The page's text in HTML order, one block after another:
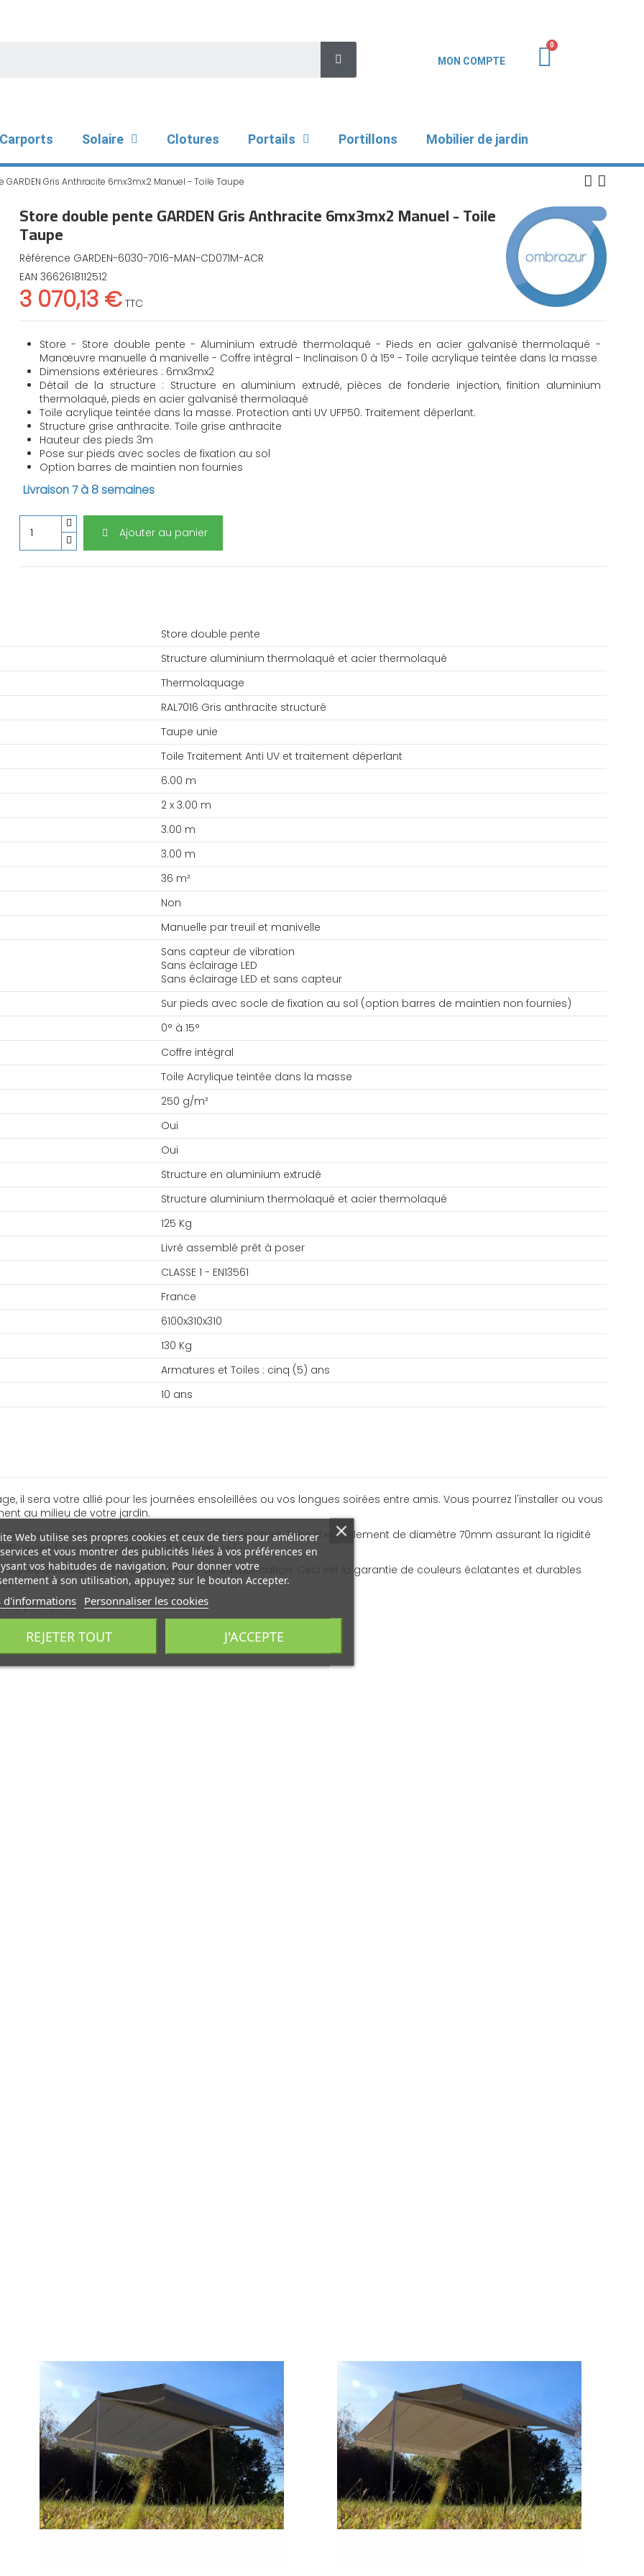
MON COMPTE
Carports Solaire Clotures Portails Portillons Mobilier de jardin
GARDEN Gris Anthracite 6mx3mx2 Manuel - Toile Taupe
Store double pente GARDEN Gris Anthracite 6mx3mx2 Manuel - Toile
Taupe
Référence GARDEN-6030-7016-MAN-CD071M-ACR
EAN 3662618112512
3 070,13 € TTC
Store - Store double pente - Aluminium extrudé thermolaqué - Pieds en acier galvanisé thermolaqué -
Manœuvre manuelle à manivelle - Coffre intégral - Inclinaison 0 à 15° - Toile acrylique teintée dans la masse
Dimensions extérieures : 6mx3mx2
Détail de la structure : Structure en aluminium extrudé, pièces de fonderie injection, finition aluminium
thermolaqué, pieds en acier galvanisé thermolaqué
Toile acrylique teintée dans la masse. Protection anti UV UFP50. Traitement déperlant.
Structure grise anthracite. Toile grise anthracite
Hauteur des pieds 3m
Pose sur pieds avec socles de fixation au sol
Option barres de maintien non fournies
Livraison 7 à 8 semaines
Ajouter au panier
Store double pente
Structure aluminium thermolaqué et acier thermolaqué
Thermolaquage
RAL7016 Gris anthracite structuré
Taupe unie
Toile Traitement Anti UV et traitement déperlant
6.00 m
2 x 3.00 m
3.00 m
3.00 m
36 m²
Non
Manuelle par treuil et manivelle
Sans capteur de vibration
Sans éclairage LED
Sans éclairage LED et sans capteur
Sur pieds avec socle de fixation au sol (option barres de maintien non fournies)
0° à 15°
Coffre intégral
Toile Acrylique teintée dans la masse
250 g/m²
Oui
Oui
Structure en aluminium extrudé
Structure aluminium thermolaqué et acier thermolaqué
125 Kg
Livré assemblé prêt à poser
CLASSE 1 - EN13561
France
6100x310x310
130 Kg
Armatures et Toiles : cinq (5) ans
10 ans
il sera votre allié pour les journées ensoleillées ou vos longues soirées entre amis. Vous pourrez l'installer ou vous
au milieu de votre jardin.
extrudé thermolaqué gris anthracite structuré. Tube d’enroulement de diamètre 70mm assurant la rigidité
cycles (1 cycle = 1 ouverture et 1 fermeture)
au cœur même de la fibre lors de sa fabrication. Ceci est la garantie de couleurs éclatantes et durables
plus aisée.
Web utilise ses propres cookies et ceux de tiers pour améliorer
et vous montrer des publicités liées à vos préférences en
vos habitudes de navigation. Pour donner votre
à son utilisation, appuyez sur le bouton Accepter.
d'informations Personnaliser les cookies
REJETER TOUT J'ACCEPTE